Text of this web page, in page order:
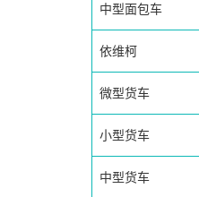
中型面包车
依维柯
微型货车
小型货车
中型货车